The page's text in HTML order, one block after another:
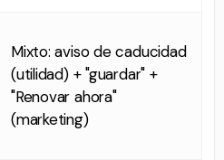
Mixto: aviso de caducidad
(utilidad) + "guardar" +
"Renovar ahora"
(marketing)